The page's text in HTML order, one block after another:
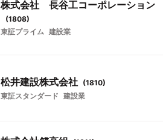
株式会社 長谷工コーポレーション
(1808)
東証プライム 建設業
松井建設株式会社 (1810)
東証スタンダード 建設業